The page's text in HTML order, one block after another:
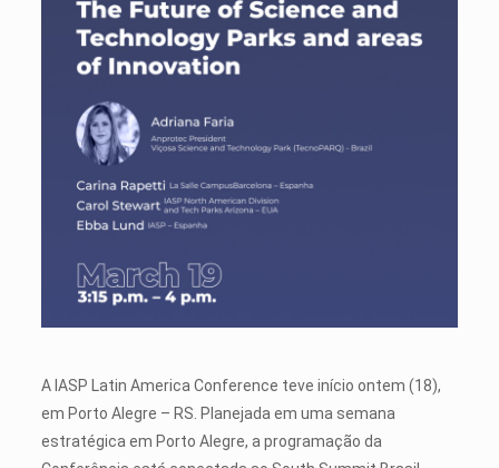
A IASP Latin America Conference teve início ontem (18),
em Porto Alegre – RS. Planejada em uma semana
estratégica em Porto Alegre, a programação da